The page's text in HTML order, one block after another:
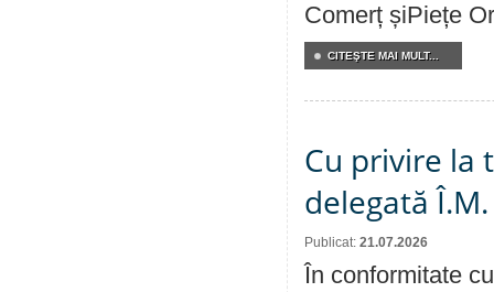
Comerț șiPiețe
CITEŞTE MAI MULT...
Cu privire la
delegată
Publicat: 21.07.2026
În conformitate